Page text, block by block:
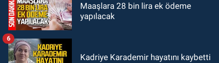
Maaşlara 28 bin lira ek ödeme
yapılacak
Kadriye Karademir hayatını kaybetti
6